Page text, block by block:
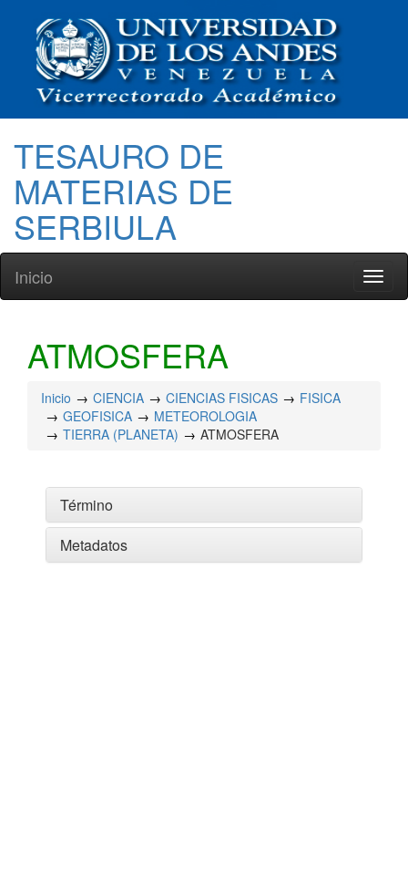
TESAURO DE
MATERIAS DE
SERBIULA
Inicio
ATMOSFERA
Inicio CIENCIA CIENCIAS FISICAS
FISICA
GEOFISICA
METEOROLOGIA
TIERRA (PLANETA)
ATMOSFERA
Término
Metadatos